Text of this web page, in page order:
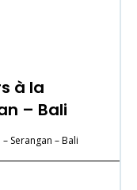
à la
– Bali
Serangan – Bali